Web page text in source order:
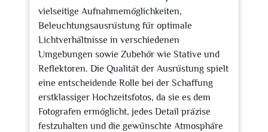
vielseitige Aufnahmemöglichkeiten,
Beleuchtungsausrüstung für optimale
Lichtverhältnisse in verschiedenen
Umgebungen sowie Zubehör wie Stative und
Reflektoren. Die Qualität der Ausrüstung spielt
eine entscheidende Rolle bei der Schaffung
erstklassiger Hochzeitsfotos, da sie es dem
Fotografen ermöglicht, jedes Detail präzise
festzuhalten und die gewünschte Atmosphäre